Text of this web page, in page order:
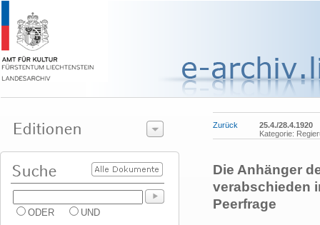
ODER UND
Zurück
25.4./28.4.1920
Kategorie:
Die Anhänger
verabschieden
Peerfrage